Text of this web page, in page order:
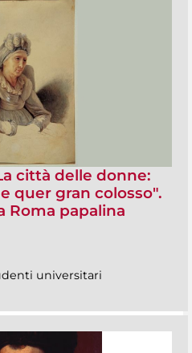
città delle donne:
quer gran colosso".
Roma papalina
universitari